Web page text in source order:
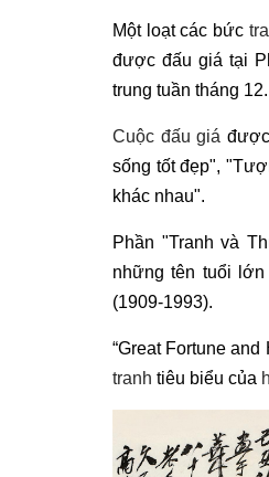
Một loạt các bức
được đấu giá tại
trung tuần tháng 12.
Cuộc đấu giá
sống tốt đẹp",
khác nhau".
Phần "Tranh và
những tên tuổi
(1909-1993).
“Great Fortune
tranh tiêu biểu của